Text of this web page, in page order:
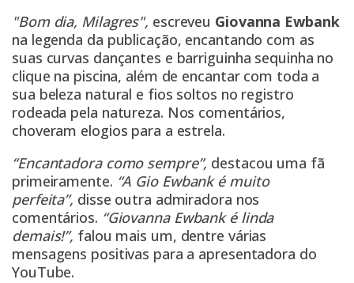
"Bom dia, Milagres", escreveu Giovanna Ewbank
na legenda da publicação, encantando com as
suas curvas dançantes e barriguinha sequinha no
clique na piscina, além de encantar com toda a
sua beleza natural e fios soltos no registro
rodeada pela natureza. Nos comentários,
choveram elogios para a estrela.
“Encantadora como sempre”, destacou uma fã
primeiramente. “A Gio Ewbank é muito
perfeita”, disse outra admiradora nos
comentários. “Giovanna Ewbank é linda
demais!”, falou mais um, dentre várias
mensagens positivas para a apresentadora do
YouTube.